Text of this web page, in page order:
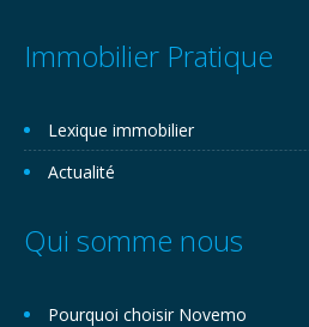
Immobilier Pratique
Lexique immobilier
Actualité
Qui somme nous
Pourquoi choisir Novemo